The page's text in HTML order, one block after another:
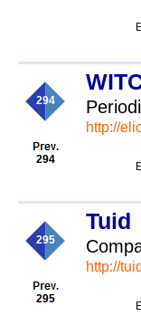
294
294
http://
295
295
Tuid
http://